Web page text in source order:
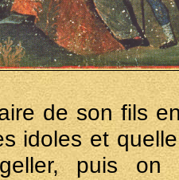
de son fils
idoles et
puis on